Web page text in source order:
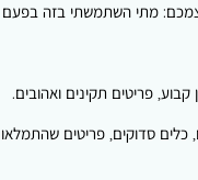
מתי השתמשתי בזה
פריטים תקינים ואהובים.